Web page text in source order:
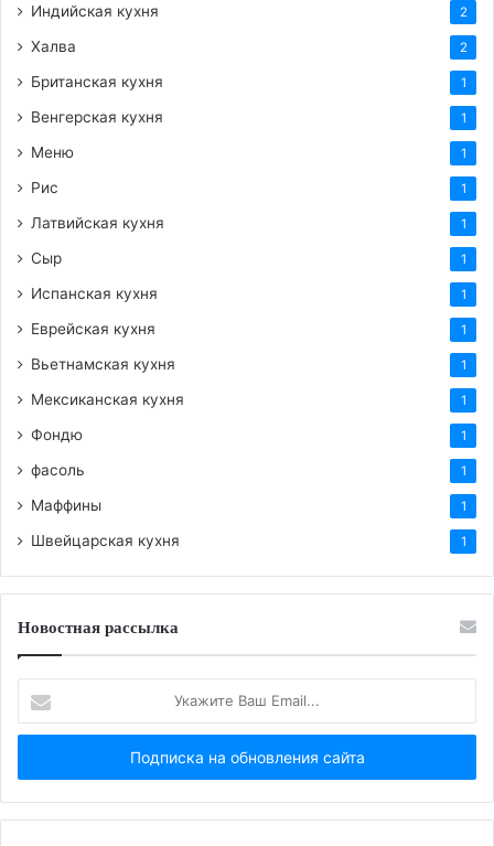
Индийская кухня 2
Халва 2
Британская кухня 1
Венгерская кухня 1
Меню 1
Рис 1
Латвийская кухня 1
Сыр 1
Испанская кухня 1
Еврейская кухня 1
Вьетнамская кухня 1
Мексиканская кухня 1
Фондю 1
фасоль 1
Маффины 1
Швейцарская кухня 1
Новостная рассылка
Ваш
Email...